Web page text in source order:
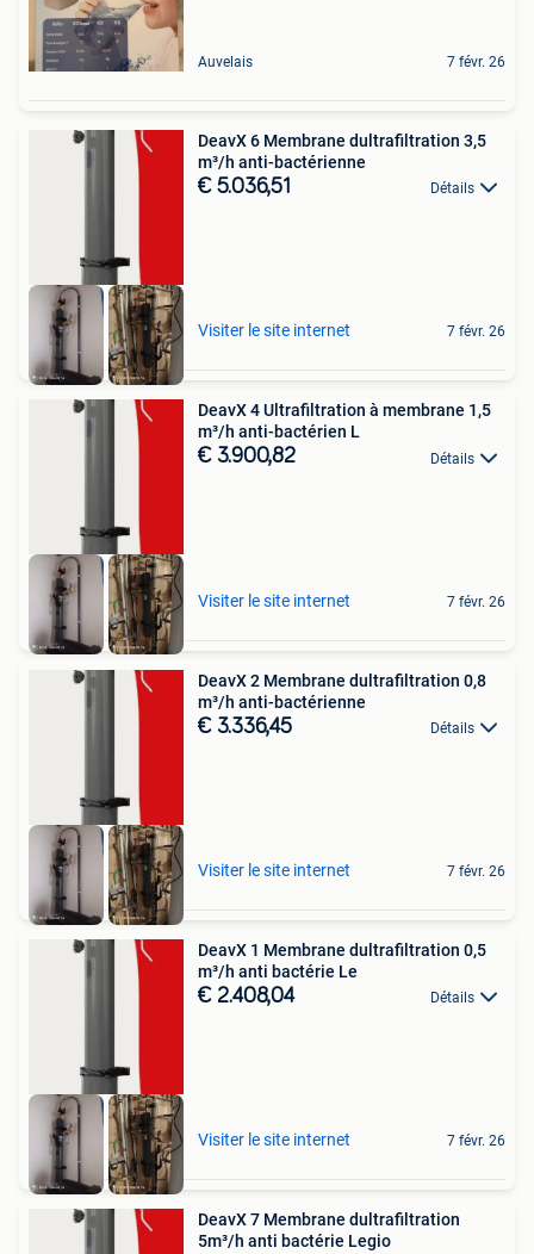
Auvelais 7 févr. 26
DeavX 6 Membrane dultrafiltration 3,5
m³/h anti-bactérienne
€ 5.036,51 Détails
Visiter le site internet 7 févr. 26
DeavX 4 Ultrafiltration à membrane 1,5
m³/h anti-bactérien L
€ 3.900,82 Détails
Visiter le site internet 7 févr. 26
DeavX 2 Membrane dultrafiltration 0,8
m³/h anti-bactérienne
€ 3.336,45 Détails
Visiter le site internet 7 févr. 26
DeavX 1 Membrane dultrafiltration 0,5
m³/h anti bactérie Le
€ 2.408,04 Détails
Visiter le site internet 7 févr. 26
DeavX 7 Membrane dultrafiltration
5m³/h anti bactérie Legio